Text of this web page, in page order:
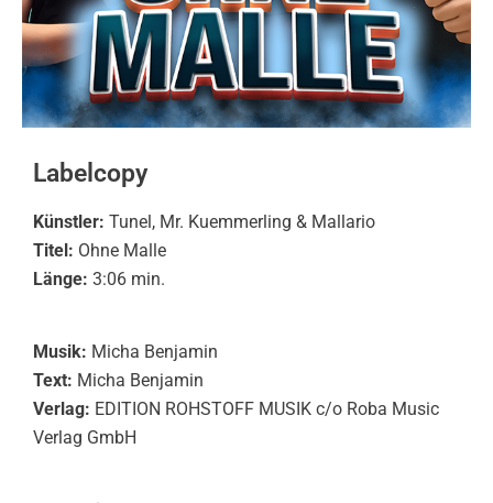
Labelcopy
Künstler: Tunel, Mr. Kuemmerling & Mallario
Titel: Ohne Malle
Länge: 3:06 min.
Musik: Micha Benjamin
Text: Micha Benjamin
Verlag: EDITION ROHSTOFF MUSIK c/o Roba Music
Verlag GmbH